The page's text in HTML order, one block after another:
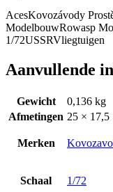
AcesKovozávody
ModelbouwRowasp
1/72USSRVliegtuigen
Aanvullende
Gewicht
0,136 kg
Afmetingen 25 × 17,5
Merken
Schaal 1/72